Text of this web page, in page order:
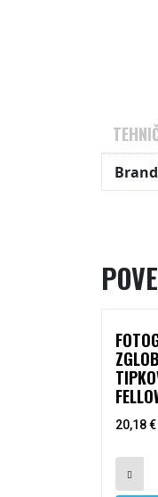
Brand
20,18€